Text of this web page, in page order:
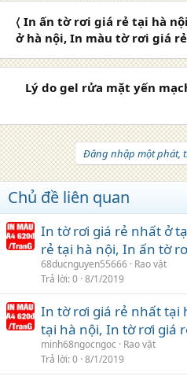
〈 In ấn tờ rơi giá rẻ tại hà
ở hà nội, In màu tờ rơi giá
Lý do gel rửa mặt yến
Đăng nhập một phát,
Chủ đề liên quan
In tờ rơi giá rẻ nhất ở
rẻ tại hà nội, In ấn tờ
68ducnguyen55666 Rao vặt
Trả lời 0 8/1/2019
In tờ rơi giá rẻ nhất tại
tại hà nội, In tờ rơi giá
minh68ngocngoc
Rao vặt
Trả lời 0 8/1/2019